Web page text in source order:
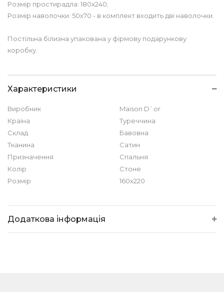
Розмір простирадла: 180х240;
Розмір наволочки: 50х70 - в комплект входить дві наволочки.
Постільна білизна упакована у фірмову подарункову
коробку.
Характеристики
Виробник
Maison D`or
Країна
Туреччина
Склад
Бавовна
Тканина
Сатин
Призначення
Спальня
Колір
Стоне
Розмір
160х220
Додаткова інформація